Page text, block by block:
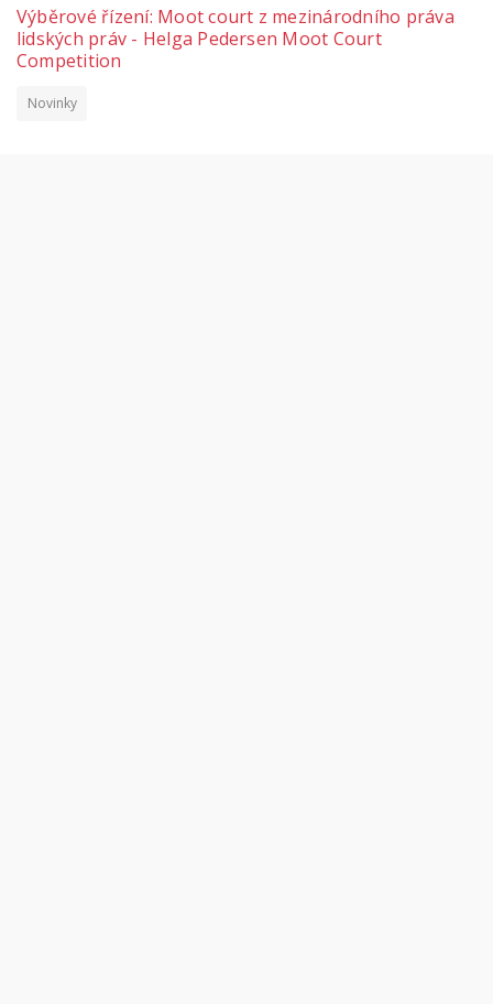
Výběrové řízení: Moot court z mezinárodního práva
lidských práv - Helga Pedersen Moot Court
Competition
Novinky